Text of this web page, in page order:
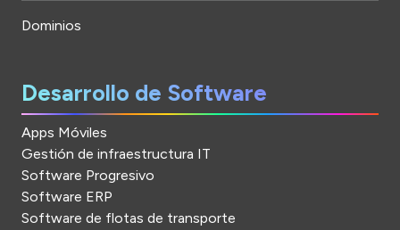
Dominios
Desarrollo de Software
Apps Móviles
Gestión de infraestructura IT
Software Progresivo
Software ERP
Software de flotas de transporte